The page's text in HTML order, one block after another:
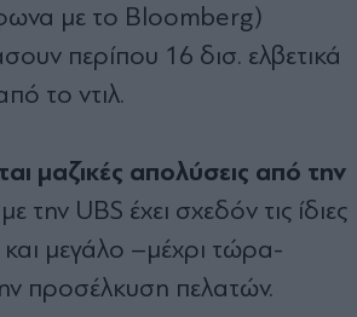
με το Bloomberg)
περίπου 16 δισ. ελβετικά
το ντιλ.
μαζικές απολύσεις από την
την UBS έχει σχεδόν τις ίδιες
μεγάλο –μέχρι τώρα-
προσέλκυση πελατών.